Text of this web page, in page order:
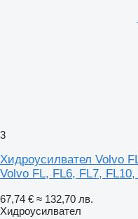
3
Хидроусилвател Volvo
Volvo FL, FL6, FL7,
67,74 € ≈ 132,70 лв.
Хидроусилвател